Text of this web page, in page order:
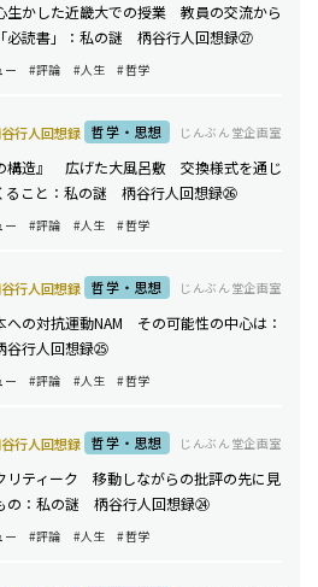
生かした近畿大での授業 教員の交流から
必読書」：私の謎 柄谷行人回想録㉗
ー #評論 #人生 #哲学
行人回想録 哲学・思想 じんぶん堂企画室
構造』 広げた大風呂敷 交換様式を通じ
ること：私の謎 柄谷行人回想録㉖
ー #評論 #人生 #哲学
行人回想録 哲学・思想 じんぶん堂企画室
への対抗運動NAM その可能性の中心は：
行人回想録㉕
ー #評論 #人生 #哲学
行人回想録 哲学・思想 じんぶん堂企画室
リティーク 移動しながらの批評の先に見
の：私の謎 柄谷行人回想録㉔
ー #評論 #人生 #哲学